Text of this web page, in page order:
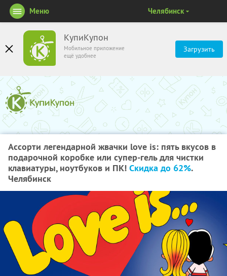
КупиКупон
Мобильное приложение
ещё удобнее
Загрузить
Меню Челябинск
Ассорти легендарной жвачки love is: пять вкусов в
подарочной коробке или супер-гель для чистки
клавиатуры, ноутбуков и ПК! Скидка до 62%.
Челябинск